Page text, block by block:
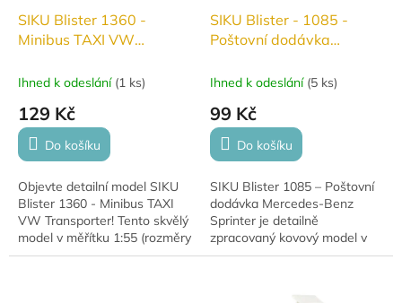
SIKU Blister 1360 -
Minibus TAXI VW
Ihned k odeslání (1 ks)
129 Kč
Do košíku
Objevte detailní model SIKU
Blister 1360 - Minibus TAXI
VW Transporter! Tento skvělý
model v měřítku 1:55 (rozměry
85 x 35 x 36 mm) je ideální
SIKU Blister - 1085 -
Poštovní dodávka
Ihned k odeslání (5 ks)
99 Kč
Do košíku
SIKU Blister 1085 – Poštovní
dodávka Mercedes-Benz
Sprinter je detailně
zpracovaný kovový model v
typickém žlutém poštovním